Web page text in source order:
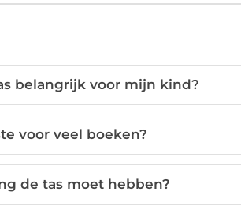
belangrijk voor mijn kind?
voor veel boeken?
de tas moet hebben?